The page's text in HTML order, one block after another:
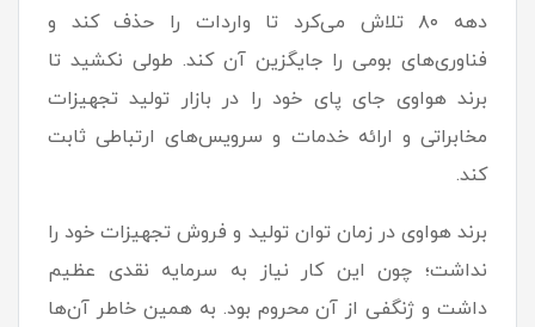
دهه ۸۰ تلاش می‌کرد تا واردات را حذف کند و
فناوری‌های بومی را جایگزین آن کند. طولی نکشید تا
برند هواوی جای پای خود را در بازار تولید تجهیزات
مخابراتی و ارائه خدمات و سرویس‌های ارتباطی ثابت
کند.
برند هواوی در زمان توان تولید و فروش تجهیزات خود را
نداشت؛ چون این کار نیاز به سرمایه نقدی عظیم
داشت و ژنگفی از آن محروم بود. به همین خاطر آن‌ها